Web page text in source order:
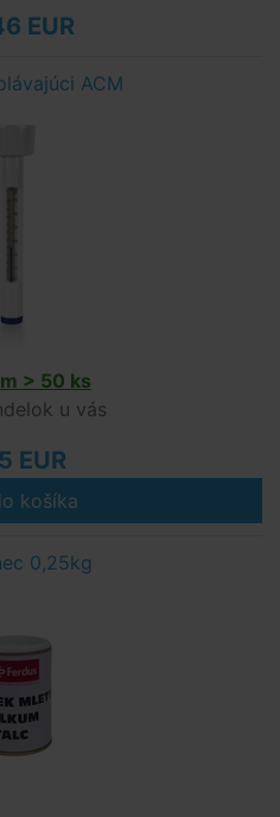
EUR
ACM
> 50 ks
u vás
EUR
košíka
0,25kg